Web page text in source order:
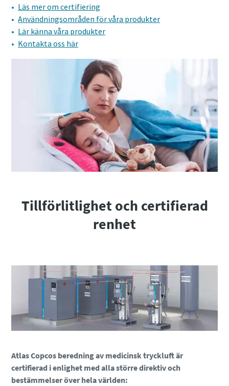
Läs mer om certifiering
Användningsområden för våra produkter
Lär känna våra produkter
Kontakta oss här
Tillförlitlighet och certifierad
renhet
Atlas Copcos beredning av medicinsk tryckluft är
certifierad i enlighet med alla större direktiv och
bestämmelser över hela världen: